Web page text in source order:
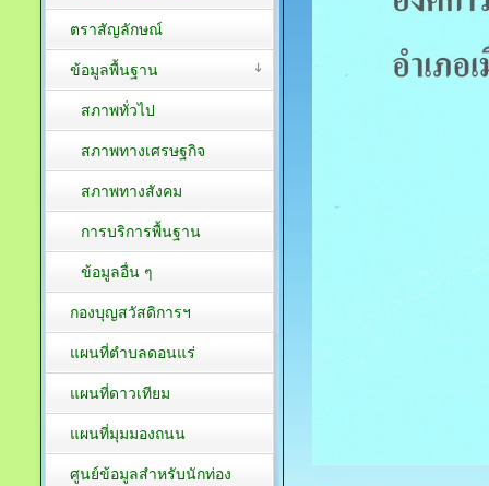
ตราสัญลักษณ์
ข้อมูลพื้นฐาน
สภาพทั่วไป
สภาพทางเศรษฐกิจ
สภาพทางสังคม
การบริการพื้นฐาน
ข้อมูลอื่น ๆ
กองบุญสวัสดิการฯ
แผนที่ตำบลดอนแร่
แผนที่ดาวเทียม
แผนที่มุมมองถนน
ศูนย์ข้อมูลสำหรับนักท่อง